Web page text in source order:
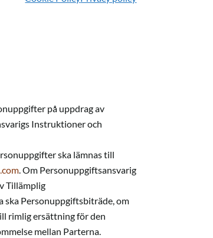
på uppdrag av
Instruktioner och
ska lämnas till
. Om Personuppgiftsansvarig
Tillämplig
ska Personuppgiftsbiträde, om
rimlig ersättning för den
mellan Parterna.